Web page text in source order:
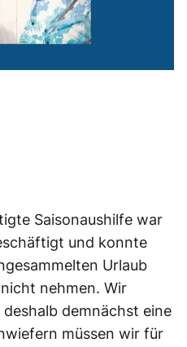
Saisonaushilfe war
und konnte
Urlaub
nehmen. Wir
demnächst eine
müssen wir für